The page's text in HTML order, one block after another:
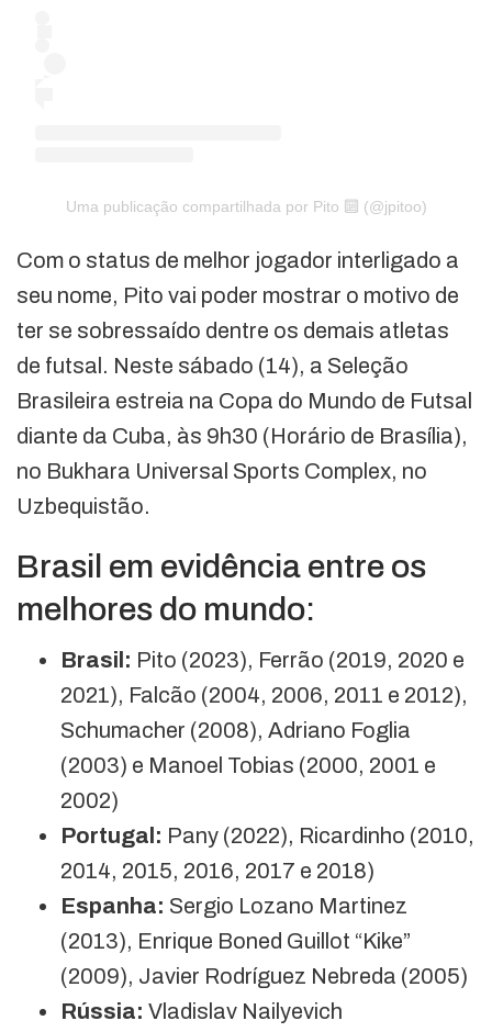
Uma publicação compartilhada por Pito 🔟 (@jpitoo)
Com o status de melhor jogador interligado a
seu nome, Pito vai poder mostrar o motivo de
ter se sobressaído dentre os demais atletas
de futsal. Neste sábado (14), a Seleção
Brasileira estreia na Copa do Mundo de Futsal
diante da Cuba, às 9h30 (Horário de Brasília),
no Bukhara Universal Sports Complex, no
Uzbequistão.
Brasil em evidência entre os
melhores do mundo:
Brasil: Pito (2023), Ferrão (2019, 2020 e
2021), Falcão (2004, 2006, 2011 e 2012),
Schumacher (2008), Adriano Foglia
(2003) e Manoel Tobias (2000, 2001 e
2002)
Portugal: Pany (2022), Ricardinho (2010,
2014, 2015, 2016, 2017 e 2018)
Espanha: Sergio Lozano Martinez
(2013), Enrique Boned Guillot “Kike”
(2009), Javier Rodríguez Nebreda (2005)
Rússia: Vladislav Nailyevich